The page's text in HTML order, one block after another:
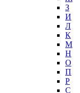
З
И
Л
К
М
Н
О
П
Р
С